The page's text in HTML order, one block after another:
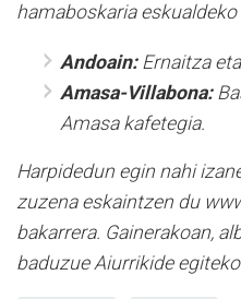
hamaboskaria
Andoain: Ernaitza
Amasa-Villabona:
Amasa kafetegia.
Harpidedun egin nahi
zuzena eskaintzen du
bakarrera. Gainerakoan,
baduzue Aiurrikide